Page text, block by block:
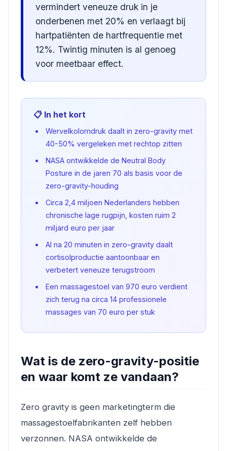
vermindert veneuze druk in je
onderbenen met 20% en verlaagt bij
hartpatiënten de hartfrequentie met
12%. Twintig minuten is al genoeg
voor meetbaar effect.
📋 In het kort
Wervelkolomdruk daalt in zero-gravity met
40-50% vergeleken met rechtop zitten
NASA ontwikkelde de Neutral Body
Posture in de jaren 70 als basis voor de
zero-gravity-houding
Circa 2,4 miljoen Nederlanders hebben
chronische lage rugpijn, kosten ruim 2
miljard euro per jaar
Al na 20 minuten in zero-gravity daalt
cortisolproductie aantoonbaar en
verbetert veneuze terugstroom
Een massagestoel van 970 euro verdient
zich terug na circa 14 professionele
massages van 70 euro per stuk
Wat is de zero-gravity-positie
en waar komt ze vandaan?
Zero gravity is geen marketingterm die
massagestoelfabrikanten zelf hebben
verzonnen. NASA ontwikkelde de